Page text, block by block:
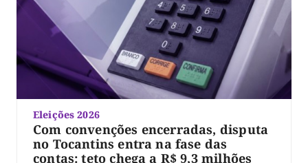
Eleições 2026
Com convenções encerradas, disputa
no Tocantins entra na fase das
contas: teto chega a R$ 9,3 milhões